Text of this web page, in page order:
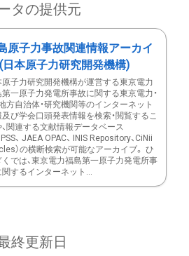
タの提供元
原子力事故関連情報アーカイ
日本原子力研究開発機構)
原子力研究開発機構が運営する東京電力
一原子力発電所事故に関する東京電力・
地方自治体・研究機関等のインターネット
び学会口頭発表情報を検索・閲覧するこ
、関連する文献情報データベース
、 JAEA OPAC、 INIS Repository、CiNii
）の横断検索が可能なアーカイブ。 ひ
くでは、東京電力福島第一原子力発電所事
関するインターネット...
終更新日